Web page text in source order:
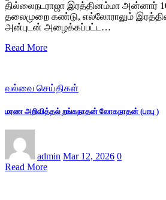
தில்லைநடராஜா இரத்தினம்மா அன்னார்
தலைமுறை கண்டு, எல்லோராலும்
அன்புடன் அழைக்கப்பட்ட…
Read More
வல்வை செய்திகள்
மரண அறிவித்தல் றங்கநாதன் லோகநாதன் (பாபு )
admin Mar 12, 2026 0
Read More